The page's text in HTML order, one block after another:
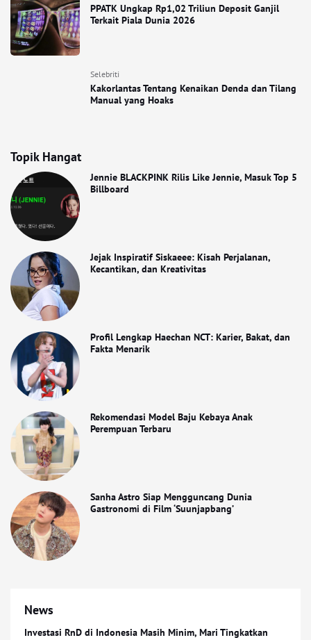
PPATK Ungkap Rp1,02 Triliun Deposit Ganjil
Terkait Piala Dunia 2026
Selebriti
Kakorlantas Tentang Kenaikan Denda dan Tilang
Manual yang Hoaks
Topik Hangat
Jennie BLACKPINK Rilis Like Jennie, Masuk Top 5
Billboard
Jejak Inspiratif Siskaeee: Kisah Perjalanan,
Kecantikan, dan Kreativitas
Profil Lengkap Haechan NCT: Karier, Bakat, dan
Fakta Menarik
Rekomendasi Model Baju Kebaya Anak
Perempuan Terbaru
Sanha Astro Siap Mengguncang Dunia
Gastronomi di Film ‘Suunjapbang’
News
Investasi RnD di Indonesia Masih Minim, Mari Tingkatkan